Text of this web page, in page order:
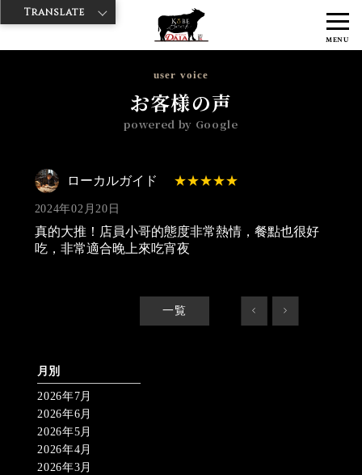
MENU
神戸牛ダイヤ > 神戸牛ダイア 浅草国際通り店 >ロ
user voice
お客様の声
powered by Google
ローカルガイド
2024年02月20日
真的大推！店員小哥的態度非常熱情，餐點也很好
吃，非常適合晚上來吃宵夜
一覧 < >
月別
2026年7月
2026年6月
2026年5月
2026年4月
2026年3月
Translate